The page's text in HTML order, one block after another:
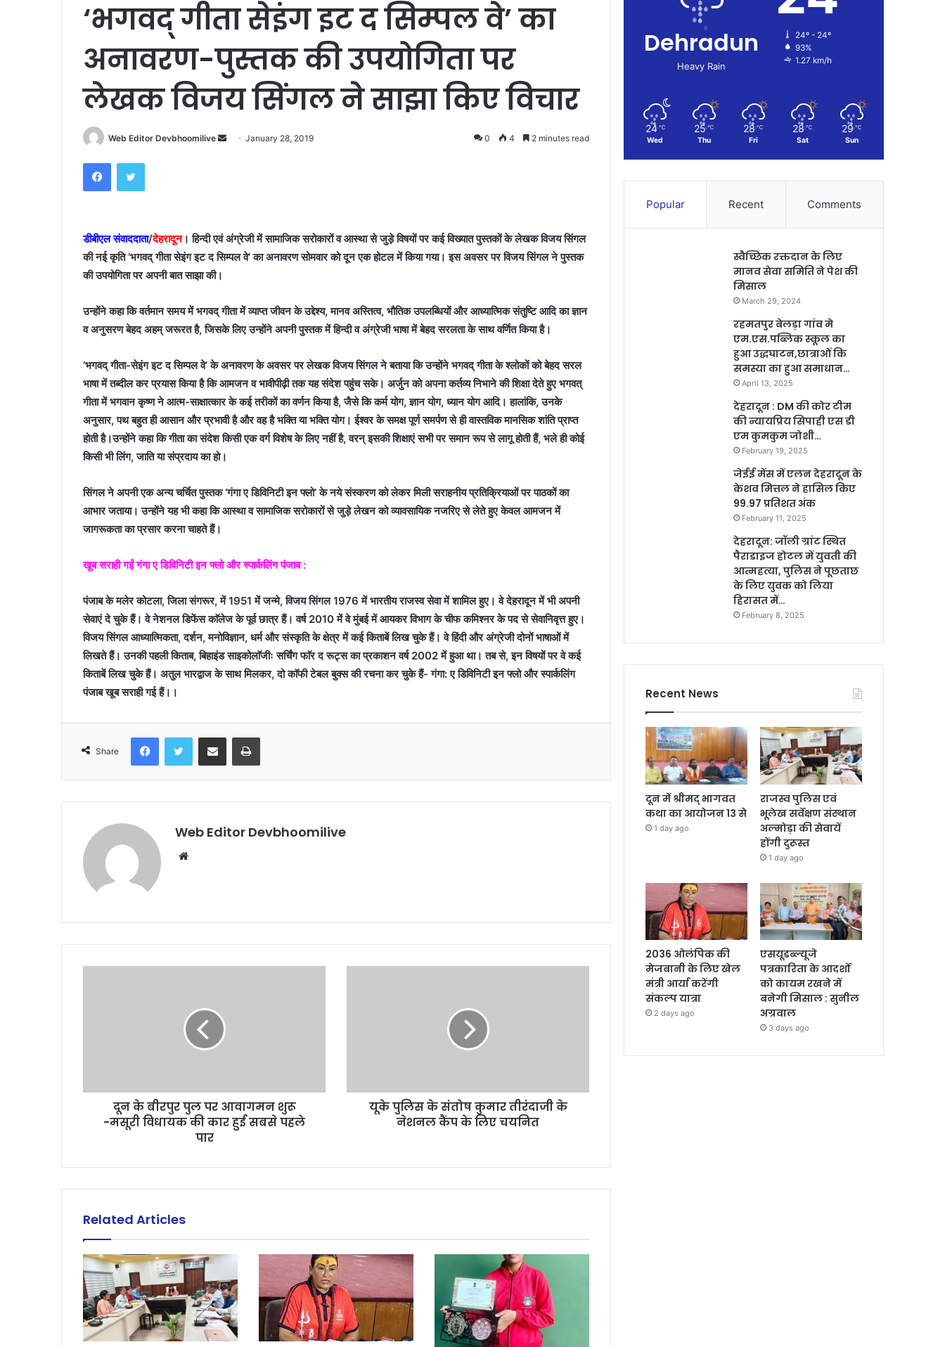
‘भगवद् गीता सेइंग इट द सिम्पल वे’ का
अनावरण-पुस्तक की उपयोगिता पर
लेखक विजय सिंगल ने साझा किए विचार
Web Editor Devbhoomilive
SendJanuary 28, 2019 0 4 2 minutes read
FacebookTwitter
डीबीएल संवाददाता/देहरादून। हिन्दी एवं अंग्रेजी में सामाजिक सरोकारों व आस्था से जुड़े विषयों पर कई विख्यात पुस्तकों के लेखक विजय सिंगल
की नई कृति ‘भगवद् गीता सेइंग इट द सिम्पल वे’ का अनावरण सोमवार को दून एक होटल में किया गया। इस अवसर पर विजय सिंगल ने पुस्तक
की उपयोगिता पर अपनी बात साझा की।
उन्होंने कहा कि वर्तमान समय में भगवद् गीता में व्याप्त जीवन के उद्देश्य, मानव अस्तित्व, भौतिक उपलब्धियों और आध्यात्मिक संतुष्टि आदि का ज्ञान
व अनुसरण बेहद अहम् जरूरत है, जिसके लिए उन्होंने अपनी पुस्तक में हिन्दी व अंग्रेजी भाषा में बेहद सरलता के साथ वर्णित किया है।
‘भगवद् गीता-सेइंग इट द सिम्पल वे’ के अनावरण के अवसर पर लेखक विजय सिंगल ने बताया कि उन्होंने भगवद् गीता के श्लोकों को बेहद सरल
भाषा में तब्दील कर प्रयास किया है कि आमजन व भावीपीढ़ी तक यह संदेश पहुंच सके। अर्जुन को अपना कर्तव्य निभाने की शिक्षा देते हुए भगवत्
गीता में भगवान कृष्ण ने आत्म-साक्षात्कार के कई तरीकों का वर्णन किया है, जैसे कि कर्म योग, ज्ञान योग, ध्यान योग आदि। हालांकि, उनके
अनुसार, पथ बहुत ही आसान और प्रभावी है और वह है भक्ति या भक्ति योग। ईश्वर के समक्ष पूर्ण समर्पण से ही वास्तविक मानसिक शांति प्राप्त
होती है।उन्होंने कहा कि गीता का संदेश किसी एक वर्ग विशेष के लिए नहीं है, वरन् इसकी शिक्षाएं सभी पर समान रूप से लागू होती हैं, भले ही कोई
किसी भी लिंग, जाति या संप्रदाय का हो।
सिंगल ने अपनी एक अन्य चर्चित पुस्तक ‘गंगा ए डिविनिटी इन फ्लो’ के नये संस्करण को लेकर मिली सराहनीय प्रतिक्रियाओं पर पाठकों का
आभार जताया। उन्होंने यह भी कहा कि आस्था व सामाजिक सरोकारों से जुड़े लेखन को व्यावसायिक नजरिए से लेते हुए केवल आमजन में
जागरूकता का प्रसार करना चाहते हैं।
खूब सराही गईं गंगा ए डिविनिटी इन फ्लो और स्पार्कलिंग पंजाब :
पंजाब के मलेर कोटला, जिला संगरूर, में 1951 में जन्मे, विजय सिंगल 1976 में भारतीय राजस्व सेवा में शामिल हुए। वे देहरादून में भी अपनी
सेवाएं दे चुके हैं। वे नेशनल डिफेंस काॅलेज के पूर्व छात्र हैं। वर्ष 2010 में वे मुंबई में आयकर विभाग के चीफ कमिश्नर के पद से सेवानिवृत्त हुए।
विजय सिंगल आध्यात्मिकता, दर्शन, मनोविज्ञान, धर्म और संस्कृति के क्षेत्र में कई किताबें लिख चुके हैं। वे हिंदी और अंग्रेजी दोनों भाषाओं में
लिखते हैं। उनकी पहली किताब, बिहाइंड साइकोलाॅजीः सर्चिंग फाॅर द रूट्स का प्रकाशन वर्ष 2002 में हुआ था। तब से, इन विषयों पर वे कई
किताबें लिख चुके हैं। अतुल भारद्वाज के साथ मिलकर, दो काॅफी टेबल बुक्स की रचना कर चुके हैं- गंगा: ए डिविनिटी इन फ्लो और स्पार्कलिंग
पंजाब खूब सराही गई हैं।।
Share
FacebookTwitter Share via Email Print
Web Editor Devbhoomilive
Website
दून के बीरपुर पुल पर आवागमन शुरू
-मसूरी विधायक की कार हुई सबसे पहले
पार
यूके पुलिस के संतोष कुमार तीरंदाजी के
नेशनल कैंप के लिए चयनित
Related Articles
Dehradun
Heavy Rain
24º - 24º
93%
1.27 km/h
24 ℃
Wed
25 ℃
Thu
28 ℃
Fri
28 ℃
Sat
29 ℃
Sun
Popular Recent Comments
स्वैच्छिक रक्तदान के लिए
मानव सेवा समिति ने पेश की
मिसाल
March 29, 2024
रहमतपुर बेलड़ा गांव मे
एम.एस.पब्लिक स्कूल का
हुआ उद्धघाटन,छात्राओं कि
समस्या का हुआ समाधान…
April 13, 2025
देहरादून : DM की कोर टीम
की न्यायप्रिय सिपाही एस डी
एम कुमकुम जोशी…
February 19, 2025
जेईई मेंस में एलन देहरादून के
केशव मित्तल ने हासिल किए
99.97 प्रतिशत अंक
February 11, 2025
देहरादून: जॉली ग्रांट स्थित
पैराडाइज होटल में युवती की
आत्महत्या, पुलिस ने पूछताछ
के लिए युवक को लिया
हिरासत में…
February 8, 2025
Recent News
दून में श्रीमद् भागवत
कथा का आयोजन 13 से
1 day ago
राजस्व पुलिस एवं
भूलेख सर्वेक्षण संस्थान
अल्मोड़ा की सेवायें
होंगी दुरूस्त
1 day ago
2036 ओलंपिक की
मेजबानी के लिए खेल
मंत्री आर्या करेंगी
संकल्प यात्रा
2 days ago
एसयूडब्ल्यूजे
पत्रकारिता के आदर्शों
को कायम रखने में
बनेगी मिसाल : सुनील
अग्रवाल
3 days ago